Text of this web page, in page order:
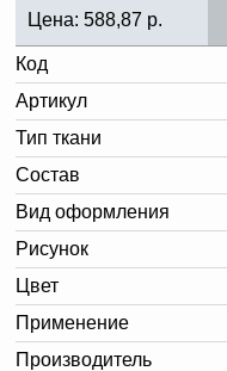
Цена: 588,87 р.
Код
Артикул
Тип ткани
Состав
Вид оформления
Рисунок
Цвет
Применение
Производитель